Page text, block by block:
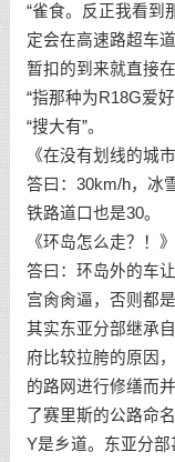
“雀食。反正我看到
定会在高速路超车
暂扣的到来就直接
“指那种为R18G爱
“搜大有”。
《在没有划线的城
答曰：30km/h，冰
铁路道口也是30。
《环岛怎么走？！》
答曰：环岛外的车
宫肏肏逼，否则都是
其实东亚分部继承
府比较拉胯的原因
的路网进行修缮而
了赛里斯的公路命
Y是乡道。东亚分